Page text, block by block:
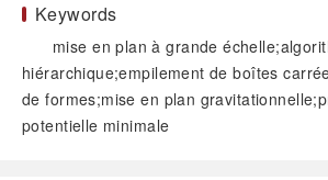
Keywords
mise en plan à grande
hiérarchique;empilement de boîtes
de formes;mise en plan
potentielle minimale